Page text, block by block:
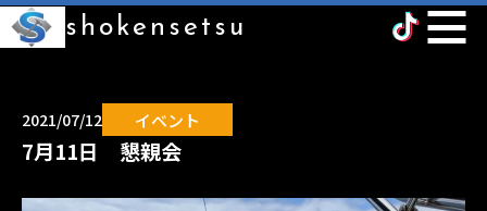
shokensetsu
2021/07/12 イベント
7月11日 懇親会